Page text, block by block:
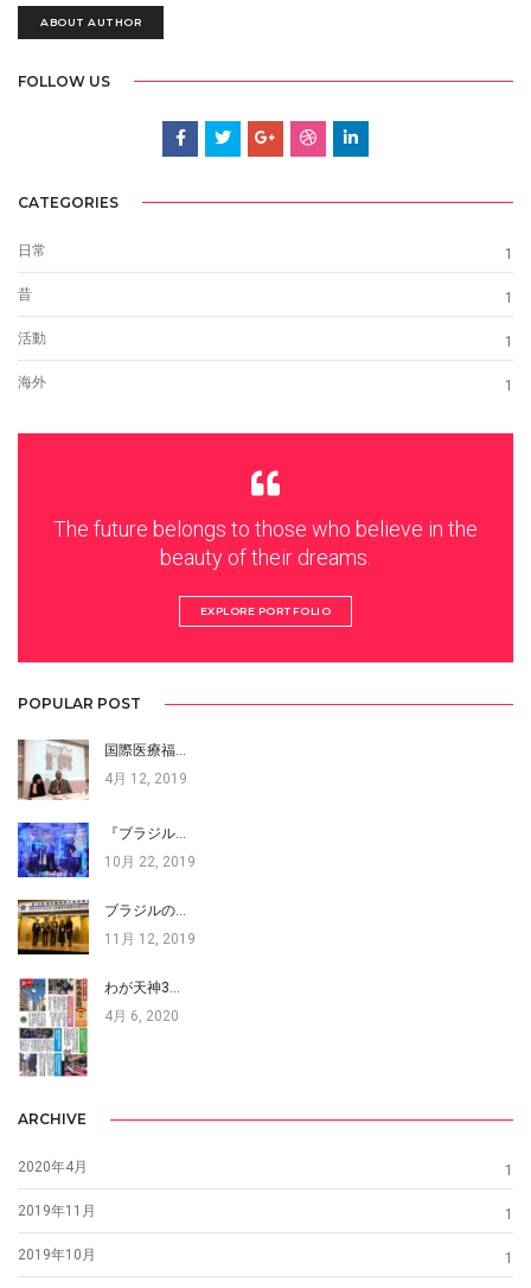
ABOUT AUTHOR
FOLLOW US
CATEGORIES
日常 1
昔 1
活動 1
海外 1
The future belongs to those who believe in the
beauty of their dreams.
EXPLORE PORTFOLIO
POPULAR POST
国際医療福…
4月 12, 2019
『ブラジル…
10月 22, 2019
ブラジルの…
11月 12, 2019
わが天神3…
4月 6, 2020
ARCHIVE
2020年4月 1
2019年11月 1
2019年10月 1